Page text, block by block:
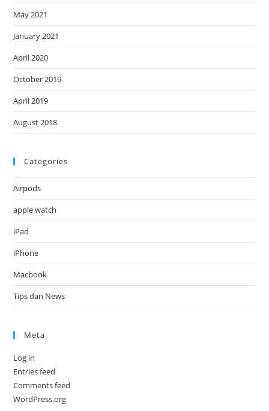
May 2021
January 2021
April 2020
October 2019
April 2019
August 2018
Categories
Airpods
apple watch
iPad
iPhone
Macbook
Tips dan News
Meta
Log in
Entries feed
Comments feed
WordPress.org